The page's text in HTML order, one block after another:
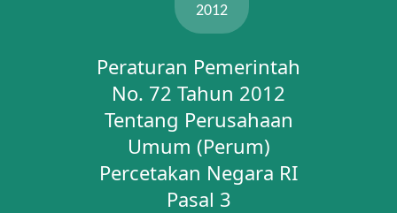
2012
Peraturan Pemerintah
No. 72 Tahun 2012
Tentang Perusahaan
Umum (Perum)
Percetakan Negara RI
Pasal 3